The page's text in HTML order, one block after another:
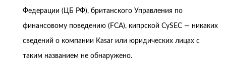
Федерации (ЦБ РФ), британского Управления по
финансовому поведению (FCA), кипрской CySEC — никаких
сведений о компании Kasar или юридических лицах с
таким названием не обнаружено.